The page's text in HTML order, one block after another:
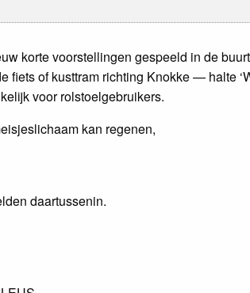
korte voorstellingen gespeeld in de
of kusttram richting Knokke — halte
voor rolstoelgebruikers.
kan regenen,
daartussenin.